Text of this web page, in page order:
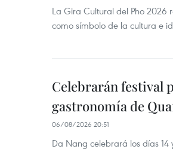
La Gira Cultural del Pho 2026
como símbolo de la cultura e
Celebrarán festival
gastronomía de
06/08/2026 20:51
Da Nang celebrará los días